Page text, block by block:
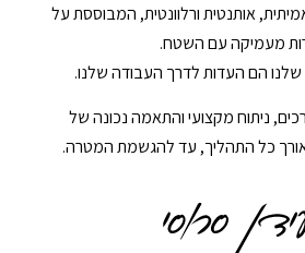
אותנטית ורלוונטית, המבוססת על
מעמיקה עם השטח.
שלנו הם העדות לדרך העבודה שלנו.
ניתוח מקצועי והתאמה נכונה של
כל התהליך, עד להגשמת המטרה.